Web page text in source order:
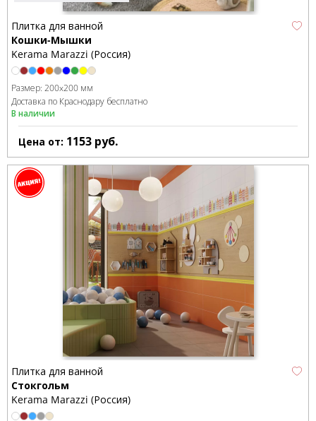
Плитка для ванной
Кошки-Мышки
Kerama Marazzi (Россия)
Размер: 200x200 мм
Доставка по Краснодару бесплатно
В наличии
Цена от: 1153 руб.
Плитка для ванной
Стокгольм
Kerama Marazzi (Россия)